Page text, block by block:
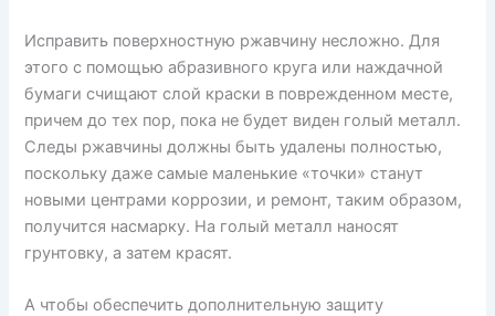
Исправить поверхностную ржавчину несложно. Для
этого с помощью абразивного круга или наждачной
бумаги счищают слой краски в поврежденном месте,
причем до тех пор, пока не будет виден голый металл.
Следы ржавчины должны быть удалены полностью,
поскольку даже самые маленькие «точки» станут
новыми центрами коррозии, и ремонт, таким образом,
получится насмарку. На голый металл наносят
грунтовку, а затем красят.
А чтобы обеспечить дополнительную защиту